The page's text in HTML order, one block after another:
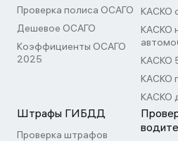
Проверка полиса ОСАГО
Дешевое ОСАГО
Коэффициенты ОСАГО
2025
КАСКО
КАСКО
КАСКО
КАСКО
КАСКО
Штрафы ГИБДД
Проверка штрафов